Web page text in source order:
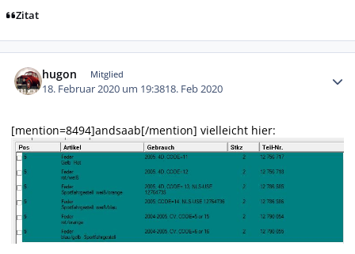
Zitat
hugon Mitglied
18. Februar 2020 um 19:3818. Feb 2020
[mention=8494]andsaab[/mention] vielleicht hier: